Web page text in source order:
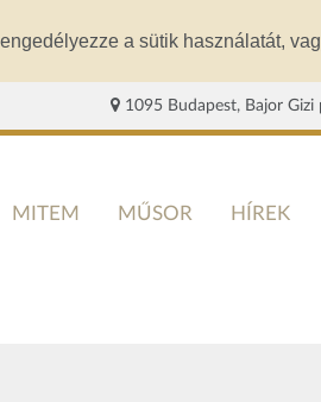
a sütik használatát,
1095 Budapest, Bajor Gizi
MITEM MŰSOR HÍREK